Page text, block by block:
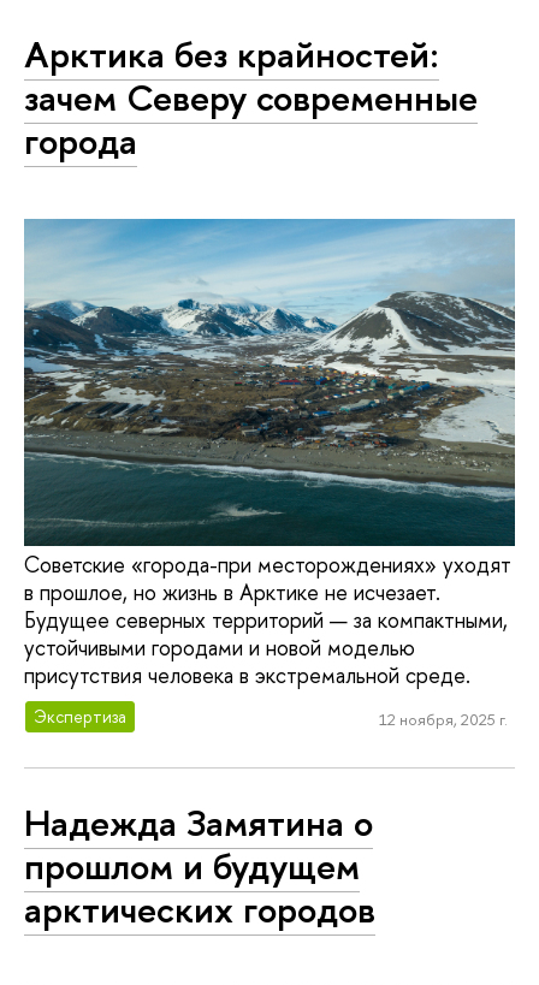
Арктика без крайностей:
зачем Северу современные
города
Советские «города-при месторождениях» уходят
в прошлое, но жизнь в Арктике не исчезает.
Будущее северных территорий — за компактными,
устойчивыми городами и новой моделью
присутствия человека в экстремальной среде.
Экспертиза 12 ноября, 2025 г.
Надежда Замятина о
прошлом и будущем
арктических городов